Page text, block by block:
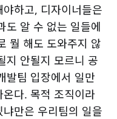
하고, 디자이너들은
도 알 수 없는 일들에
뭘 해도 도와주지 않
지 안될지 모르니 공
발팀 입장에서 일만
다. 목적 조직이라
만은 우리팀의 일을